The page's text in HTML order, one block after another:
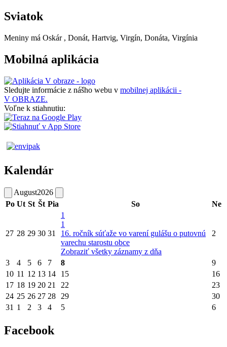
Sviatok
Meniny má Oskár , Donát, Hartvig, Virgín, Donáta, Virgínia
Mobilná aplikácia
Sledujte informácie z nášho webu v mobilnej aplikácii -
V OBRAZE.
Voľne k stiahnutiu:
Kalendár
August2026
Po Ut St Št Pia So Ne
27 28 29 30 31
1
1
16. ročník súťaže vo varení gulášu o putovnú
varechu starostu obce
Zobraziť všetky záznamy z dňa
2
3 4 5 6 7 8
9
10 11 12 13 14 15
16
17 18 19 20 21 22
23
24 25 26 27 28 29
30
31 1 2 3 4 5 6
Facebook